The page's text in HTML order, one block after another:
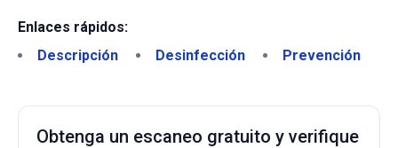
Enlaces rápidos:
Descripción
Desinfección Prevención
Obtenga un escaneo gratuito y verifique